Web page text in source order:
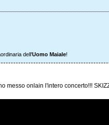
dell'Uomo Maiale!
messo onlain l'intero concerto!!!